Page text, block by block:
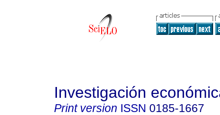
Investigación
Print version ISSN 0185-1667